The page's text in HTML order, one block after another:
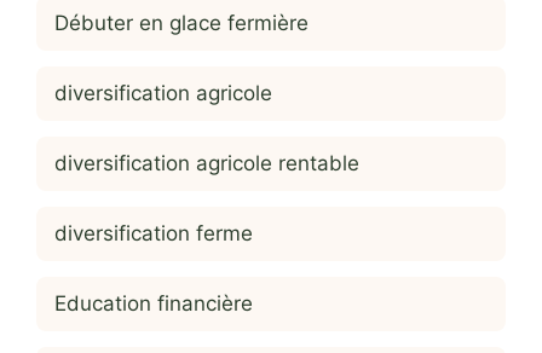
Débuter en glace fermière
diversification agricole
diversification agricole rentable
diversification ferme
Education financière